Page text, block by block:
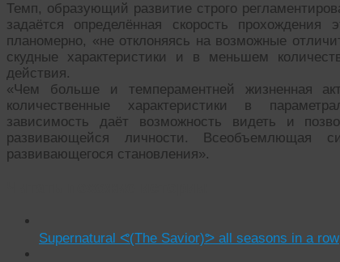
Темп, образующий развитие строго
задаётся определённая скорость
планомерно, «не отклоняясь на возможные
скудные характеристики и в меньшем
действия.
«Чем больше и темпераментней жизненная
количественные характеристики в
зависимость даёт возможность видеть и
развивающейся личности. Всеобъемлющая
развивающегося становления».
Supernatural ᕙ(The Savior)ᕗ all seasons in a row